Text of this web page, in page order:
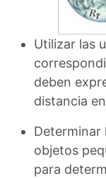
Utilizar las
deben
distancia
Determinar
objetos
para